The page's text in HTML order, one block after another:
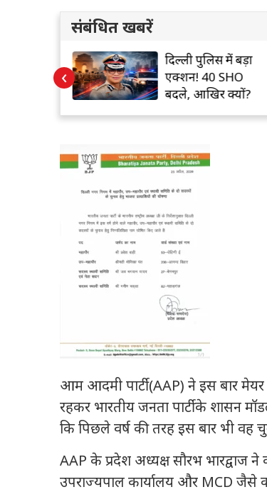
संबंधित खबरें
यह डायमंड
दिल्ली पुलिस में बड़ा
एक्शन! 40 SHO
बदले, आखिर क्यों?
‹
आम आदमी पार्टी (AAP) ने इस बार
रहकर भारतीय जनता पार्टी के शासन
कि पिछले वर्ष की तरह इस बार भी वह
AAP के प्रदेश अध्यक्ष सौरभ भारद्वाज ने
उपराज्यपाल कार्यालय और MCD जैसे